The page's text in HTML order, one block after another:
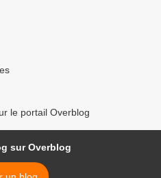
le portail Overblog
sur Overblog